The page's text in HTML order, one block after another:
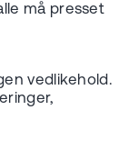
må presset
vedlikehold.